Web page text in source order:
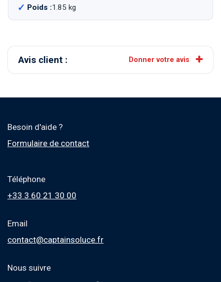
Poids :1.85 kg
Avis client : Donner votre avis
Besoin d'aide ?
Formulaire de contact
Téléphone
+33 3 60 21 30 00
Email
contact@captainsoluce.fr
Nous suivre